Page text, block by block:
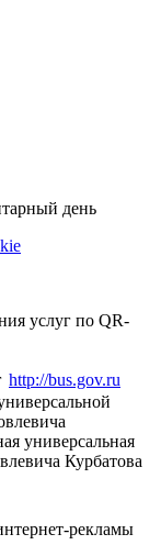
день
услуг по QR-
http://bus.gov.ru
универсальная
Курбатова
рекламы